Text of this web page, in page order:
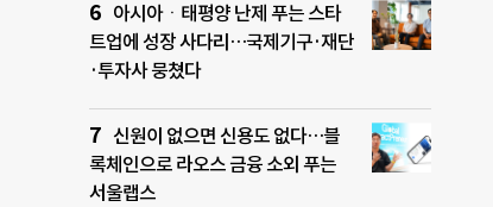
아시아ㆍ태평양 난제 푸는 스타
트업에 성장 사다리…국제기구·재단
·투자사 뭉쳤다
신원이 없으면 신용도 없다…블
록체인으로 라오스 금융 소외 푸는
서울랩스